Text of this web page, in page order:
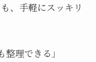
、手軽にスッキリ
整理できる」